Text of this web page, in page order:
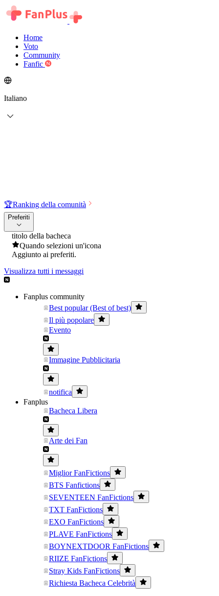
Home
Voto
Community
Fanfic
Italiano
🏆Ranking della comunità
Preferiti
titolo della bacheca
Quando selezioni un'icona
Aggiunto ai preferiti.
Visualizza tutti i messaggi
Fanplus community
Best popular (Best of best)
Il più popolare
Evento
Immagine Pubblicitaria
notifica
Fanplus
Bacheca Libera
Arte dei Fan
Miglior FanFictions
BTS Fanfictions
SEVENTEEN FanFictions
TXT FanFictions
EXO FanFictions
PLAVE FanFictions
BOYNEXTDOOR FanFictions
RIIZE FanFictions
Stray Kids FanFictions
Richiesta Bacheca Celebrità